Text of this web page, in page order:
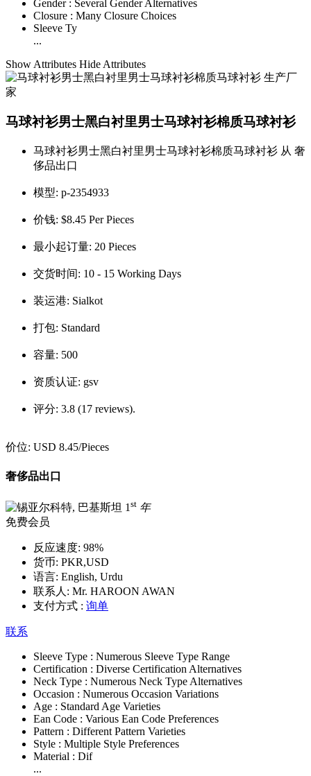
Gender : Several Gender Alternatives
Closure : Many Closure Choices
Sleeve Ty
...
Show Attributes Hide Attributes
马球衬衫男士黑白衬里男士马球衬衫棉质马球衬衫
马球衬衫男士黑白衬里男士马球衬衫棉质马球衬衫 从 奢
侈品出口
模型: p-2354933
价钱: $8.45 Per Pieces
最小起订量: 20 Pieces
交货时间: 10 - 15 Working Days
装运港: Sialkot
打包: Standard
容量: 500
资质认证: gsv
评分: 3.8 (17 reviews).
价位: USD 8.45/Pieces
奢侈品出口
1 st 年
免费会员
反应速度: 98%
货币: PKR,USD
语言: English, Urdu
联系人: Mr. HAROON AWAN
支付方式 : 询单
联系
Sleeve Type : Numerous Sleeve Type Range
Certification : Diverse Certification Alternatives
Neck Type : Numerous Neck Type Alternatives
Occasion : Numerous Occasion Variations
Age : Standard Age Varieties
Ean Code : Various Ean Code Preferences
Pattern : Different Pattern Varieties
Style : Multiple Style Preferences
Material : Dif
...